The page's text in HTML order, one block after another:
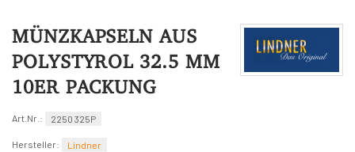
MÜNZKAPSELN AUS
POLYSTYROL 32.5 MM
10ER PACKUNG
Art.Nr.: 2250 325P
Hersteller: Lindner